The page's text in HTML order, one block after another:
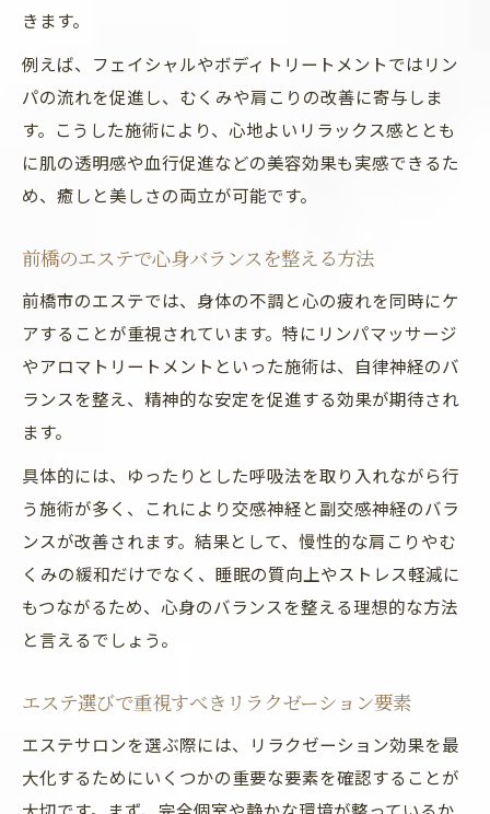
魅力
リラクゼーションマッサージの魅力とは
リラクゼーションマッサージとエステの違
いを解説
の真実
マッサージがもたらす癒しと美容のメリッ
ト
女性スタッフによるエステ施術の安心感
リラクゼーションマッサージで心身をほぐ
癒しと美を両立できる前橋市の方法
エステで叶う前橋の癒しと美しさの秘密
前橋市でリラクゼーションと美を得る選び
方
エステ活用でストレス解消と美容効果を実
感
方
前橋エステで美と癒しを同時に手に入れる
術
きます。
例えば、フェイシャルやボディトリートメントではリン
パの流れを促進し、むくみや肩こりの改善に寄与しま
す。こうした施術により、心地よいリラックス感ととも
に肌の透明感や血行促進などの美容効果も実感できるた
め、癒しと美しさの両立が可能です。
前橋のエステで心身バランスを整える方法
前橋市のエステでは、身体の不調と心の疲れを同時にケ
アすることが重視されています。特にリンパマッサージ
やアロマトリートメントといった施術は、自律神経のバ
ランスを整え、精神的な安定を促進する効果が期待され
ます。
具体的には、ゆったりとした呼吸法を取り入れながら行
う施術が多く、これにより交感神経と副交感神経のバラ
ンスが改善されます。結果として、慢性的な肩こりやむ
くみの緩和だけでなく、睡眠の質向上やストレス軽減に
もつながるため、心身のバランスを整える理想的な方法
と言えるでしょう。
エステ選びで重視すべきリラクゼーション要素
エステサロンを選ぶ際には、リラクゼーション効果を最
大化するためにいくつかの重要な要素を確認することが